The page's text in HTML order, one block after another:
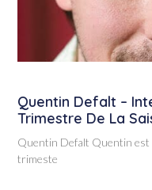
Quentin Defalt –
Trimestre De La
Quentin Defalt Quentin
trimeste